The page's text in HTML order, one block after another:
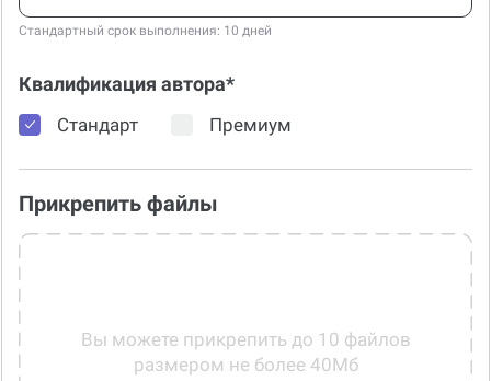
Стандартный срок выполнения: 10 дней
Квалификация автора*
Стандарт Премиум
Прикрепить файлы
Вы можете прикрепить до 10 файлов
размером не более 40Мб